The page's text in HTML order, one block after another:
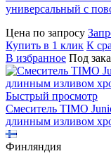
универсальный с
Цена по запросу
Купить в 1 клик К
В избранное Под
Быстрый просмотр
Смеситель TIMO
длинным изливом
Финляндия